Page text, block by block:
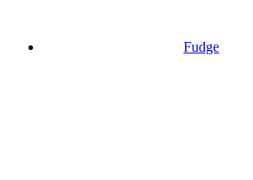
Fudge